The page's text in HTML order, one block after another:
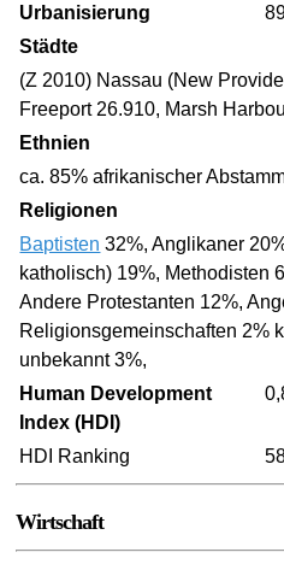
Urbanisierung
Städte
(Z 2010) Nassau (New
Freeport 26.910, Marsh
Ethnien
ca. 85% afrikanischer
Religionen
Baptisten 32%, Anglikaner
katholisch) 19%, Methodisten
Andere Protestanten 12%,
Religionsgemeinschaften 2%
unbekannt 3%,
Human Development
Index (HDI)
HDI Ranking
Wirtschaft